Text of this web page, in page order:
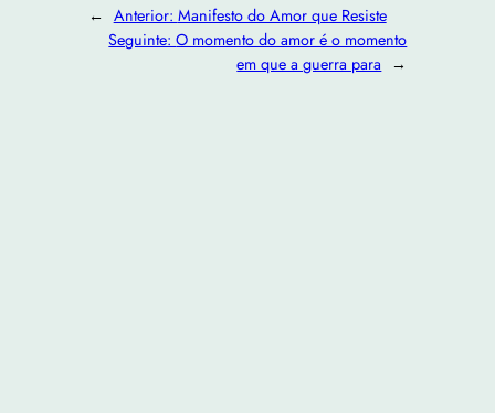
← Anterior: Manifesto do Amor que Resiste
Seguinte:O momento do amor é o momento
em que a guerra para →